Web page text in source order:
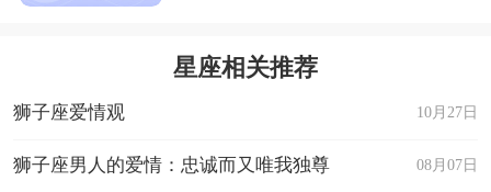
星座相关推荐
10月27日
狮子座爱情观
08月07日
狮子座男人的爱情：忠诚而又唯我独尊